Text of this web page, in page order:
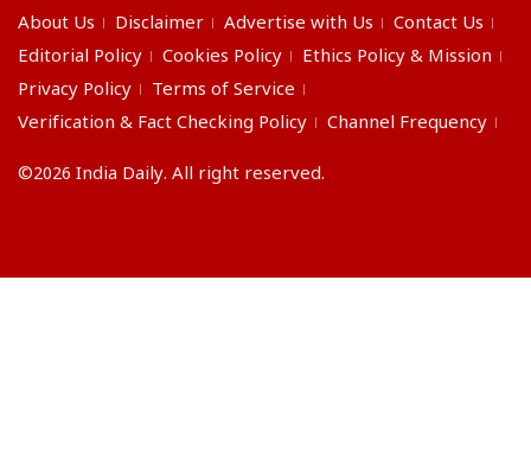
About Us Disclaimer Advertise with Us
Contact Us
Editorial Policy
Cookies Policy
Ethics Policy & Mission
Privacy Policy
Terms of Service
Verification & Fact Checking Policy
Channel Frequency
©2026 India Daily. All right reserved.